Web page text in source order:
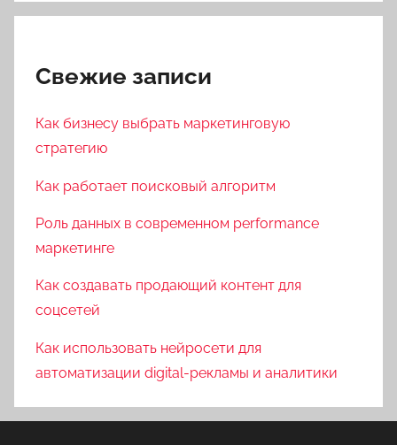
Свежие записи
Как бизнесу выбрать маркетинговую
стратегию
Как работает поисковый алгоритм
Роль данных в современном performance
маркетинге
Как создавать продающий контент для
соцсетей
Как использовать нейросети для
автоматизации digital-рекламы и аналитики